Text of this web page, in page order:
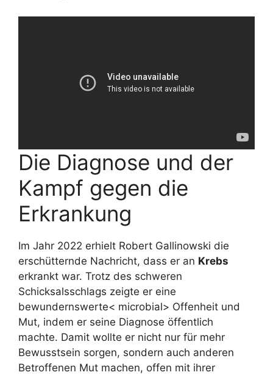
Die Diagnose und der
Kampf gegen die
Erkrankung
Im Jahr 2022 erhielt Robert Gallinowski die
erschütternde Nachricht, dass er an Krebs
erkrankt war. Trotz des schweren
Schicksalsschlags zeigte er eine
bewundernswerte< microbial> Offenheit und
Mut, indem er seine Diagnose öffentlich
machte. Damit wollte er nicht nur für mehr
Bewusstsein sorgen, sondern auch anderen
Betroffenen Mut machen, offen mit ihrer